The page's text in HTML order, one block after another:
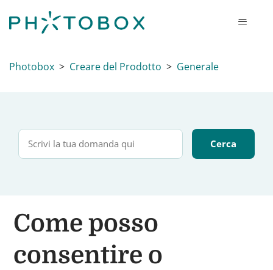
Photobox Creare del Prodotto Generale
Come posso
consentire o